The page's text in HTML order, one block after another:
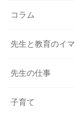
コラム
先生と教育のイマ
先生の仕事
子育て